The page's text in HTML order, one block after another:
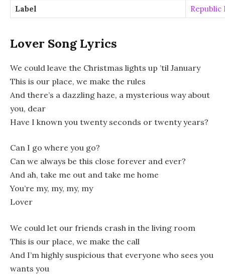
Label
Republic
Lover Song Lyrics
We could leave the Christmas lights up ’til January
This is our place, we make the rules
And there’s a dazzling haze, a mysterious way about
you, dear
Have I known you twenty seconds or twenty years?
Can I go where you go?
Can we always be this close forever and ever?
And ah, take me out and take me home
You’re my, my, my, my
Lover
We could let our friends crash in the living room
This is our place, we make the call
And I’m highly suspicious that everyone who sees you
wants you